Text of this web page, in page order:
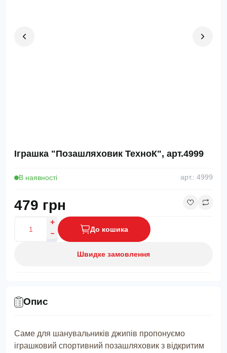
Іграшка "Позашляховик ТехноК", арт.4999
В наявності арт.: 4999
479 грн
До кошика
Швидке замовлення
Опис
Саме для шанувальників джипів пропонуємо
іграшковий спортивний позашляховик з відкритим